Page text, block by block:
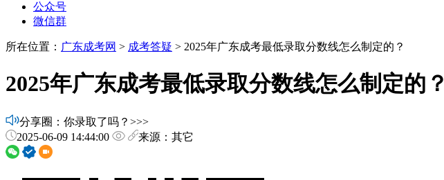
公众号
微信群
所在位置： 广东成考网 > 成考答疑 > 2025年广东成考最低录取分数线怎么制定的？
2025年广东成考最低录取分数线怎么制定的？
分享圈：你录取了吗？>>>
2025-06-09 14:44:00
来源：其它